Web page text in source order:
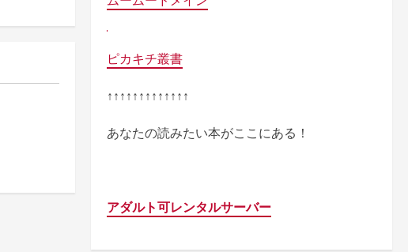
ピカキチ叢書
↑↑↑↑↑↑↑↑↑↑↑↑↑
あなたの読みたい本がここにある！
アダルト可レンタルサーバー